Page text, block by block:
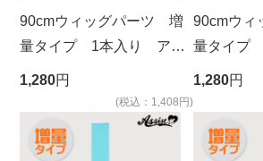
90cmウィッグパーツ 増
量タイプ 1本入り アク
アマリン NUUA-1
1,280円
(税込：1,408円)
90cmウ
量タイプ
ソルト
1,280円